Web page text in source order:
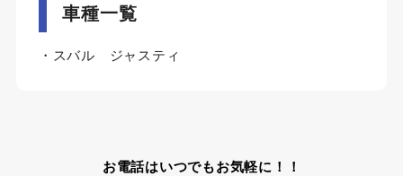
車種一覧
・スバル ジャスティ
お電話はいつでもお気軽に！！